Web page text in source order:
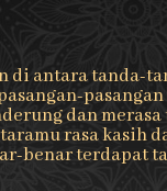
di antara tanda-
dan
rasa kasih
benar terdapat